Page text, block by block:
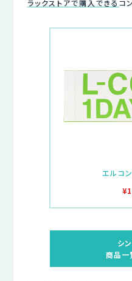
ラックストアで購入できる コ
エルコ
シ
商品一